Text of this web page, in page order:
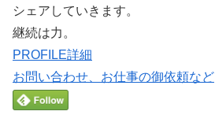
シェアしていきます。
継続は力。
PROFILE詳細
お問い合わせ、お仕事の御依頼など